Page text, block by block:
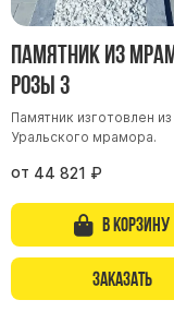
Памятник из
Розы 3
Памятник изготовлен
Уральского мрамора.
от 44 821 ₽
В корзину
Заказать